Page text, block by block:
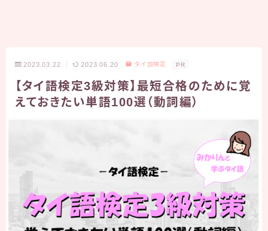
2023.03.22 2023.06.20 タイ語検定 PR
【タイ語検定3級対策】最短合格のために覚
えておきたい単語100選（動詞編）